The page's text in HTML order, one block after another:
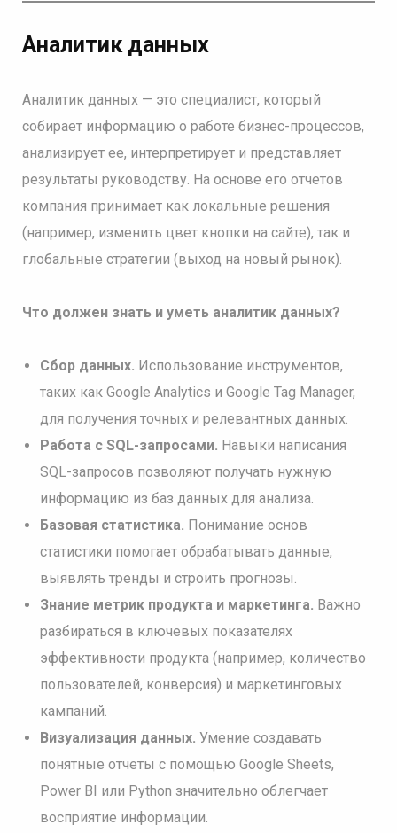
Аналитик данных
Аналитик данных — это специалист, который
собирает информацию о работе бизнес-процессов,
анализирует ее, интерпретирует и представляет
результаты руководству. На основе его отчетов
компания принимает как локальные решения
(например, изменить цвет кнопки на сайте), так и
глобальные стратегии (выход на новый рынок).
Что должен знать и уметь аналитик данных?
Сбор данных. Использование инструментов,
таких как Google Analytics и Google Tag Manager,
для получения точных и релевантных данных.
Работа с SQL-запросами. Навыки написания
SQL-запросов позволяют получать нужную
информацию из баз данных для анализа.
Базовая статистика. Понимание основ
статистики помогает обрабатывать данные,
выявлять тренды и строить прогнозы.
Знание метрик продукта и маркетинга. Важно
разбираться в ключевых показателях
эффективности продукта (например, количество
пользователей, конверсия) и маркетинговых
кампаний.
Визуализация данных. Умение создавать
понятные отчеты с помощью Google Sheets,
Power BI или Python значительно облегчает
восприятие информации.